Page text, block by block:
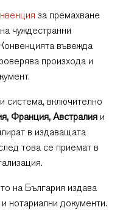
за премахване
чуждестранни
въвежда
произхода и
система, включително
Франция, Австралия и
в издаващата
това се приемат в
на България издава
нотариални документи.